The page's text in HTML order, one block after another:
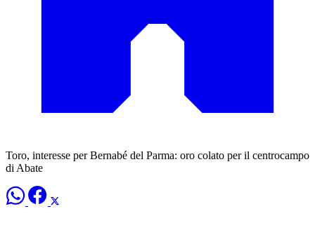
Toro, interesse per Bernabé del Parma: oro colato per il centrocampo
di Abate